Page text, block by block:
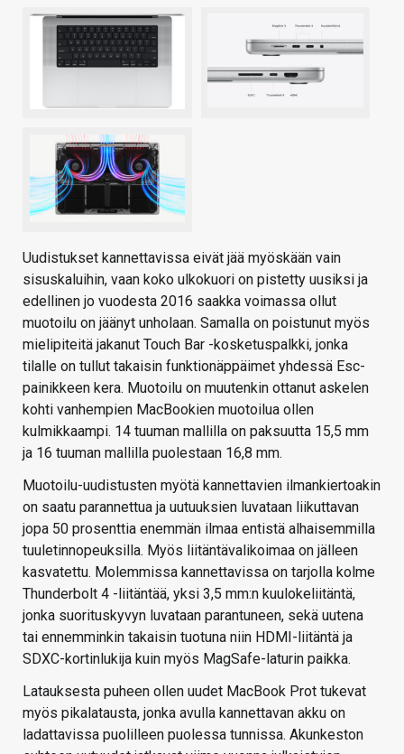
Uudistukset kannettavissa eivät jää myöskään vain
sisuskaluihin, vaan koko ulkokuori on pistetty uusiksi ja
edellinen jo vuodesta 2016 saakka voimassa ollut
muotoilu on jäänyt unholaan. Samalla on poistunut myös
mielipiteitä jakanut Touch Bar -kosketuspalkki, jonka
tilalle on tullut takaisin funktionäppäimet yhdessä Esc-
painikkeen kera. Muotoilu on muutenkin ottanut askelen
kohti vanhempien MacBookien muotoilua ollen
kulmikkaampi. 14 tuuman mallilla on paksuutta 15,5 mm
ja 16 tuuman mallilla puolestaan 16,8 mm.
Muotoilu-uudistusten myötä kannettavien ilmankiertoakin
on saatu parannettua ja uutuuksien luvataan liikuttavan
jopa 50 prosenttia enemmän ilmaa entistä alhaisemmilla
tuuletinnopeuksilla. Myös liitäntävalikoimaa on jälleen
kasvatettu. Molemmissa kannettavissa on tarjolla kolme
Thunderbolt 4 -liitäntää, yksi 3,5 mm:n kuulokeliitäntä,
jonka suorituskyvyn luvataan parantuneen, sekä uutena
tai ennemminkin takaisin tuotuna niin HDMI-liitäntä ja
SDXC-kortinlukija kuin myös MagSafe-laturin paikka.
Latauksesta puheen ollen uudet MacBook Prot tukevat
myös pikalatausta, jonka avulla kannettavan akku on
ladattavissa puolilleen puolessa tunnissa. Akunkeston